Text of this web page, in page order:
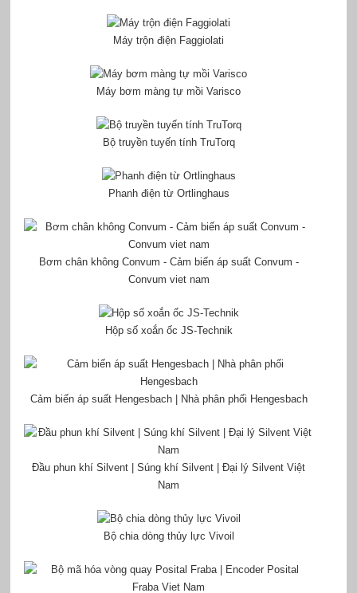
Máy trộn điện Faggiolati
Máy bơm màng tự mồi Varisco
Bộ truyền tuyến tính TruTorq
Phanh điện từ Ortlinghaus
Bơm chân không Convum - Cảm biến áp suất Convum -
Convum viet nam
Hộp số xoắn ốc JS-Technik
Cảm biến áp suất Hengesbach | Nhà phân phối Hengesbach
Đầu phun khí Silvent | Súng khí Silvent | Đại lý Silvent Việt
Nam
Bộ chia dòng thủy lực Vivoil